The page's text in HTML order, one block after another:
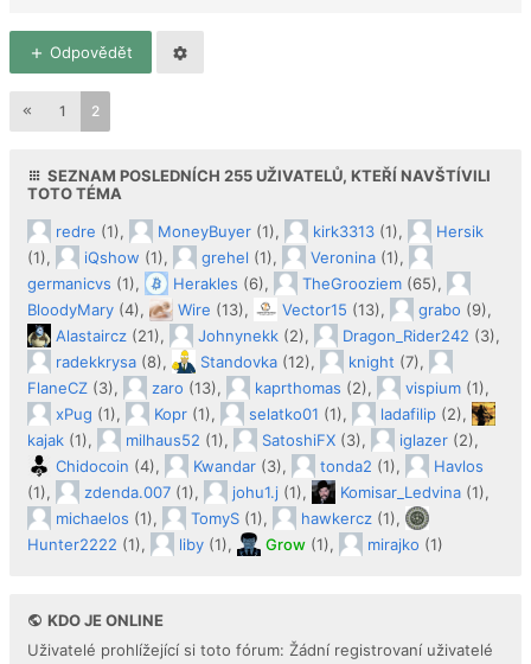
Odpovědět
1 2
SEZNAM POSLEDNÍCH 255UŽIVATELŮ, KTEŘÍ NAVŠTÍVILI
TOTO TÉMA
redre (1), MoneyBuyer (1), kirk3313 (1),
Hersik
(1),
iQshow (1), grehel (1), Veronina (1),
germanicvs (1), Herakles (6), TheGrooziem (65),
BloodyMary (4), Wire (13), Vector15 (13), grabo (9),
Alastaircz (21), Johnynekk (2), Dragon_Rider242 (3),
radekkrysa (8), Standovka (12), knight (7),
FlaneCZ (3), zaro (13), kaprthomas (2), vispium (1),
xPug (1), Kopr (1), selatko01 (1), ladafilip (2),
kajak (1), milhaus52 (1), SatoshiFX (3), iglazer (2),
Chidocoin (4), Kwandar (3), tonda2 (1),
Havlos
(1),
zdenda.007 (1), johu1.j (1), Komisar_Ledvina (1),
michaelos (1), TomyS (1), hawkercz (1),
Hunter2222 (1), liby (1), Grow (1), mirajko (1)
KDO JE ONLINE
Uživatelé prohlížející si toto fórum: Žádní registrovaní uživatelé